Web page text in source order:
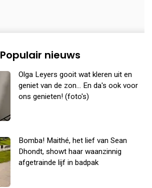
Populair nieuws
Olga Leyers gooit wat kleren uit en
geniet van de zon... En da's ook voor
ons genieten! (foto's)
Bomba! Maithé, het lief van Sean
Dhondt, showt haar waanzinnig
afgetrainde lijf in badpak